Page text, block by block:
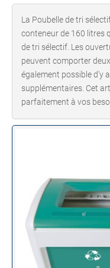
La Poubelle de tri
conteneur de 160 litres
de tri sélectif. Les
peuvent comporter
également possible d’y
supplémentaires. Cet
parfaitement à vos